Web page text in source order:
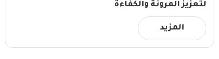
لتعزيز المرونة والكفاءة
المزيد